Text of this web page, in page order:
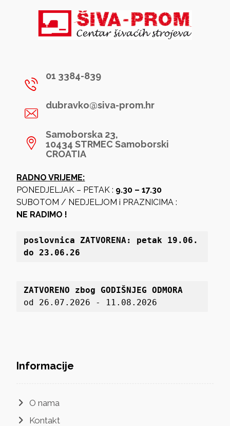
01 3384-839
dubravko@siva-prom.hr
Samoborska 23,
10434 STRMEC Samoborski
CROATIA
RADNO VRIJEME:
PONEDJELJAK – PETAK : 9.30 – 17.30
SUBOTOM / NEDJELJOM i PRAZNICIMA :
NE RADIMO !
poslovnica ZATVORENA: petak 19 .06.
do 23.06.26
ZATVORENO zbog GODIŠNJEG ODMORA
od 26.07.2026 - 11.08.2026
Informacije
O nama
Kontakt